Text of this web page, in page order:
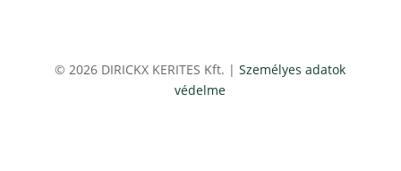
© 2026 DIRICKX KERITES Kft. |Személyes adatok
védelme